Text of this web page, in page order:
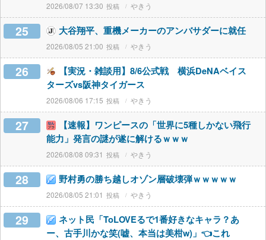
2026/08/07 13:30 やきう
25 大谷翔平、重機メーカーのアンバサダーに就任
2026/08/05 21:00 やきう
26
【実況・雑談用】8/6公式戦 横浜DeNAベイス
ターズvs阪神タイガース
2026/08/06 17:15 やきう
27
【速報】ワンピースの「世界に5種しかない飛行
能力」発言の謎が遂に解けるｗｗｗ
2026/08/08 09:31 やきう
28 野村勇の勝ち越しオゾン層破壊弾ｗｗｗｗｗ
2026/08/05 21:01 やきう
29
ネット民「ToLOVEるで1番好きなキャラ？あ
ー、古手川かな笑(嘘、本当は美柑w)」👈これ